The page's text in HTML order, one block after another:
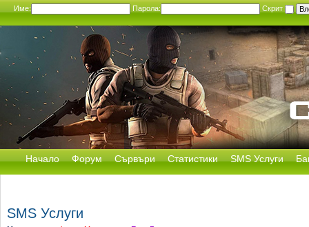
Име: Парола: Скрит
Начало Форум Сървъри Статистики SMS Услуги
SMS Услуги